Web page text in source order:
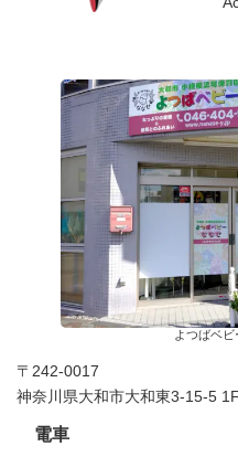
よつばベビ
〒242-0017
神奈川県大和市大和東3-15-5 1F
電車